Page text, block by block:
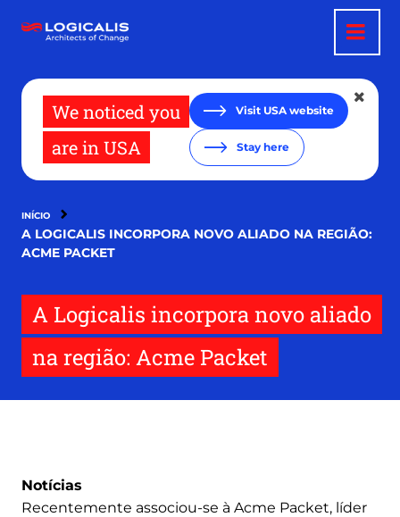
para
We noticed you
are in USA
Visit USA website
Stay here
INÍCIO
A LOGICALIS INCORPORA NOVO ALIADO NA REGIÃO:
ACME PACKET
A Logicalis incorpora novo aliado
na região: Acme Packet
Notícias
Recentemente associou-se à Acme Packet, líder